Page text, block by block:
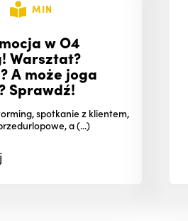
MIN
w O4
Warsztat?
A może joga
Sprawdź!
spotkanie z klientem,
a (...)